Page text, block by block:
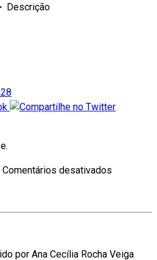
Descrição
Comentários desativados
por Ana Cecília Rocha Veiga